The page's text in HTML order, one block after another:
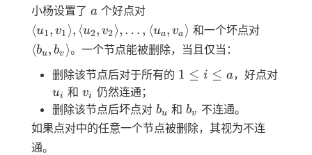
小杨设置了 a
a 个好点对
u_1, v_1
\rangle,
\langle
u_2, v_2
\dots,
\langle
u_a, v_a
⟨u1, v1 ⟩, ⟨u2, v2⟩, … , ⟨ua, va ⟩ 和一个坏点对\langle
\rangle
⟨bu, bv ⟩。一个节点能被删除，当且仅当：
删除该节点后对于所有的 1
i
\leq
a
1 ≤ i ≤ a，好点对
u_i
ui 和 v_i
vi
仍然连通；
删除该节点后坏点对 b_u
bu 和 b_v
bv
不连通。
如果点对中的任意一个节点被删除，其视为不连
通。